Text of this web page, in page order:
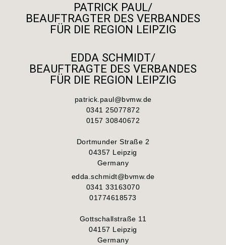
PATRICK PAUL/
BEAUFTRAGTER DES VERBANDES
FÜR DIE REGION LEIPZIG
EDDA SCHMIDT/
BEAUFTRAGTE DES VERBANDES
FÜR DIE REGION LEIPZIG
patrick.paul@bvmw.de
0341 25077872
0157 30840672
Dortmunder Straße 2
04357 Leipzig
Germany
edda.schmidt@bvmw.de
0341 33163070
01774618573
Gottschallstraße 11
04157 Leipzig
Germany